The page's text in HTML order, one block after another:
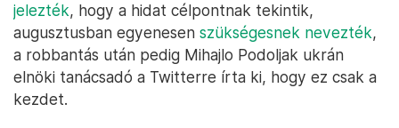
jelezték, hogy a hidat célpontnak tekintik,
augusztusban egyenesen szükségesnek nevezték,
a robbantás után pedig Mihajlo Podoljak ukrán
elnöki tanácsadó a Twitterre írta ki, hogy ez csak a
kezdet.